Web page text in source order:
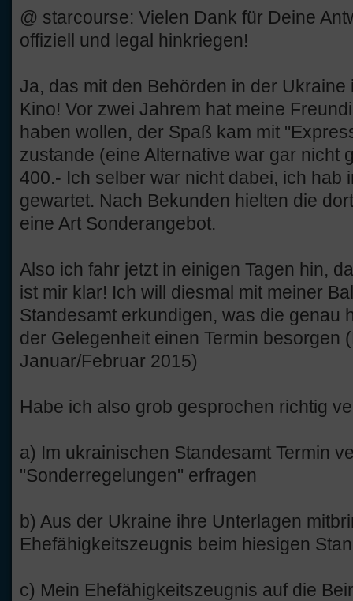
@ starcourse: Vielen Dank für Deine
offiziell und legal hinkriegen!
Ja, das mit den Behörden in der
Kino! Vor zwei Jahrem hat meine
haben wollen, der Spaß kam mit
zustande (eine Alternative war gar nicht
400.- Ich selber war nicht dabei, ich hab
gewartet. Nach Bekunden hielten die
eine Art Sonderangebot.
Also ich fahr jetzt in einigen Tagen hin,
ist mir klar! Ich will diesmal mit meiner
Standesamt erkundigen, was die genau
der Gelegenheit einen Termin besorgen
Januar/Februar 2015)
Habe ich also grob gesprochen richtig
a) Im ukrainischen Standesamt Termin
"Sonderregelungen" erfragen
b) Aus der Ukraine ihre Unterlagen
Ehefähigkeitszeugnis beim hiesigen
c) Mein Ehefähigkeitszeugnis auf die